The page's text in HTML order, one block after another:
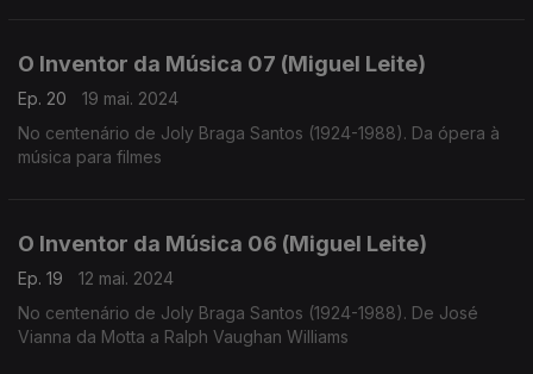
O Inventor da Música 07 (Miguel Leite)
Ep. 20
19 mai. 2024
No centenário de Joly Braga Santos (1924-1988). Da ópera à
música para filmes
O Inventor da Música 06 (Miguel Leite)
Ep. 19
12 mai. 2024
No centenário de Joly Braga Santos (1924-1988). De José
Vianna da Motta a Ralph Vaughan Williams